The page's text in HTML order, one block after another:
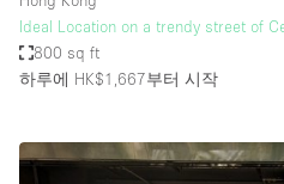
Ideal Location on a trendy street of
800 sq ft
하루에 HK$1,667부터 시작